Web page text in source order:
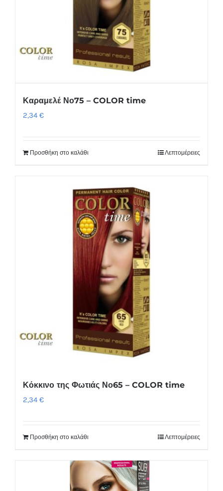
Καραμελέ Νο75 – COLOR time
2,34 €
Προσθήκη στο καλάθι Λεπτομέρειες
Κόκκινο της Φωτιάς Νο65 – COLOR time
2,34 €
Προσθήκη στο καλάθι Λεπτομέρειες